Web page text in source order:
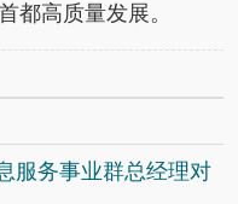
都高质量发展。
服务事业群总经理对